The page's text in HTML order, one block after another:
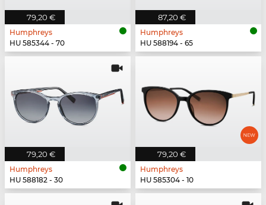
79,20 €
Humphreys
HU 585344 - 70
87,20 €
Humphreys
HU 588194 - 65
79,20 €
Humphreys
HU 588182 - 30
79,20 €
Humphreys
HU 585304 - 10